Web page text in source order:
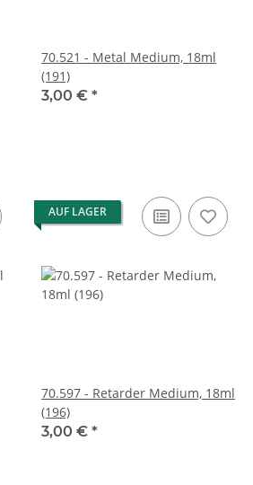
70.521 - Metal Medium, 18ml
(191)
3,00 € *
AUF LAGER
70.597 - Retarder Medium, 18ml
(196)
3,00 € *